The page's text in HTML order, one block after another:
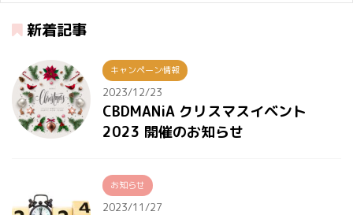
新着記事
キャンペーン情報
2023/12/23
CBDMANiA クリスマスイベント
2023 開催のお知らせ
お知らせ
2023/11/27